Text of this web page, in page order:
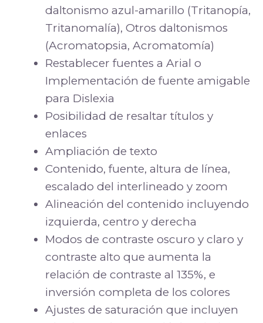
daltonismo azul-amarillo (Tritanopía,
Tritanomalía), Otros daltonismos
(Acromatopsia, Acromatomía)
Restablecer fuentes a Arial o
Implementación de fuente amigable
para Dislexia
Posibilidad de resaltar títulos y
enlaces
Ampliación de texto
Contenido, fuente, altura de línea,
escalado del interlineado y zoom
Alineación del contenido incluyendo
izquierda, centro y derecha
Modos de contraste oscuro y claro y
contraste alto que aumenta la
relación de contraste al 135%, e
inversión completa de los colores
Ajustes de saturación que incluyen